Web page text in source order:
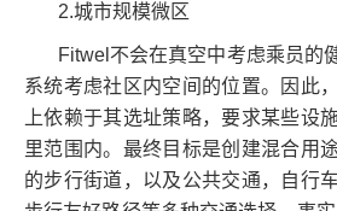
2.城市规模微区
Fitwel不会在真空中考虑乘员的
系统考虑社区内空间的位置。因此
上依赖于其选址策略，要求某些设
里范围内。最终目标是创建混合用
的步行街道，以及公共交通，自行